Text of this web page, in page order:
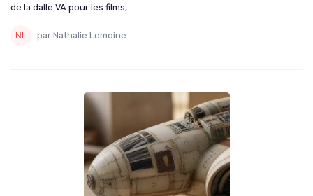
de la dalle VA pour les films,...
par Nathalie Lemoine